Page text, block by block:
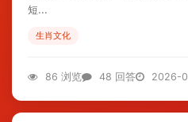
短...
生肖文化
86 浏览 48 回答 2026-